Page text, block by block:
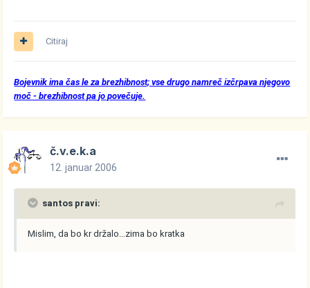
Citiraj
Bojevnik ima čas le za brezhibnost; vse drugo namreč izčrpava njegovo
moč - brezhibnost pa jo povečuje.
č.v.e.k.a
12. januar 2006
santos pravi:
Mislim, da bo kr držalo...zima bo kratka